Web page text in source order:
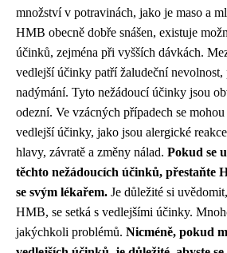
množství v potravinách, jako je maso a
HMB obecně dobře snášen, existuje
účinků, zejména při vyšších dávkách.
vedlejší účinky patří žaludeční nevolnost,
nadýmání. Tyto nežádoucí účinky jsou
odezní. Ve vzácných případech se
vedlejší účinky, jako jsou alergické
hlavy, závratě a změny nálad. Pokud se
těchto nežádoucích účinků, přestaňte
se svým lékařem. Je důležité si
HMB, se setká s vedlejšími účinky.
jakýchkoli problémů. Nicméně, pokud